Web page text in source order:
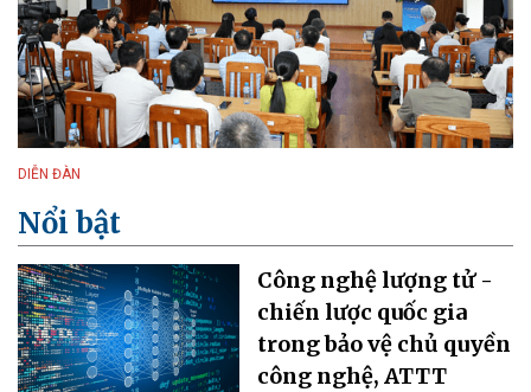
DIỄN ĐÀN
Nổi bật
Công nghệ lượng tử -
chiến lược quốc gia
trong bảo vệ chủ quyền
công nghệ, ATTT